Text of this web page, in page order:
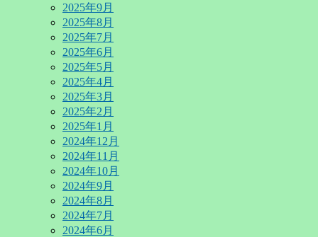
2025年9月
2025年8月
2025年7月
2025年6月
2025年5月
2025年4月
2025年3月
2025年2月
2025年1月
2024年12月
2024年11月
2024年10月
2024年9月
2024年8月
2024年7月
2024年6月